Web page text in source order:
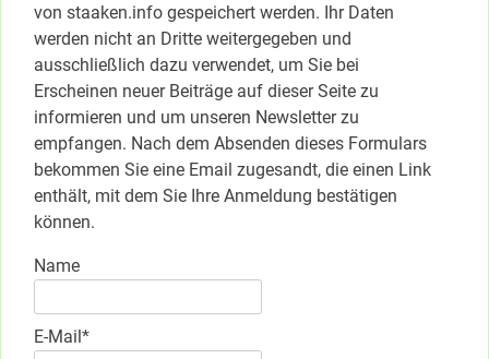
von staaken.info gespeichert werden. Ihr Daten
werden nicht an Dritte weitergegeben und
ausschließlich dazu verwendet, um Sie bei
Erscheinen neuer Beiträge auf dieser Seite zu
informieren und um unseren Newsletter zu
empfangen. Nach dem Absenden dieses Formulars
bekommen Sie eine Email zugesandt, die einen Link
enthält, mit dem Sie Ihre Anmeldung bestätigen
können.
Name
E-Mail*